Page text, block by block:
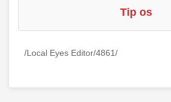
Tip os
/Local Eyes Editor/4861/